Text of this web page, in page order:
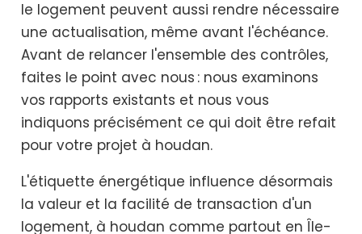
le logement peuvent aussi rendre nécessaire
une actualisation, même avant l'échéance.
Avant de relancer l'ensemble des contrôles,
faites le point avec nous : nous examinons
vos rapports existants et nous vous
indiquons précisément ce qui doit être refait
pour votre projet à houdan.
L'étiquette énergétique influence désormais
la valeur et la facilité de transaction d'un
logement, à houdan comme partout en Île-